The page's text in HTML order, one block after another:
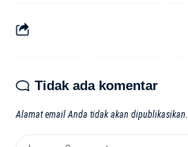
Tidak ada komentar
Alamat email Anda tidak akan dipublikasikan.